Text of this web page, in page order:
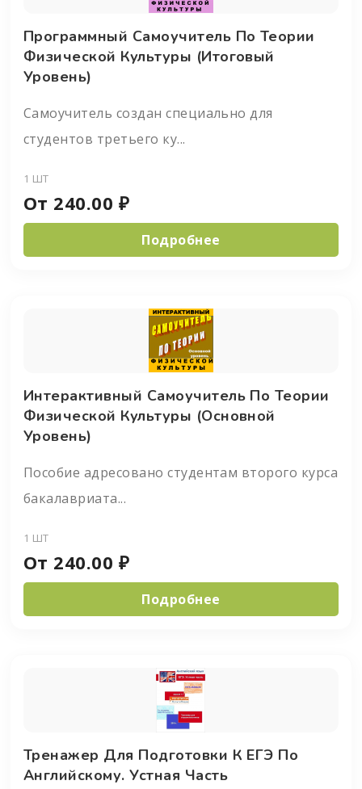
Программный Самоучитель По Теории
Физической Культуры (итоговый
Уровень)
Самоучитель создан специально для
студентов третьего ку...
1 ШТ
От 240.00 ₽
Подробнее
Интерактивный Самоучитель По Теории
Физической Культуры (основной
Уровень)
Пособие адресовано студентам второго курса
бакалавриата...
1 ШТ
От 240.00 ₽
Подробнее
Тренажер Для Подготовки К ЕГЭ По
Английскому. Устная Часть